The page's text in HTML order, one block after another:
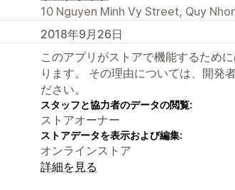
10 Nguyen Minh Vy Street, Quy
2018年9月26日
このアプリがストアで機能するため
ります。 その理由については、開発
ださい。
スタッフと協力者のデータの閲覧:
ストアオーナー
ストアデータを表示および編集:
オンラインストア
詳細を見る